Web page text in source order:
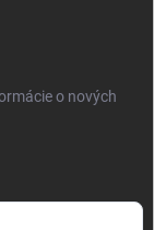
o nových